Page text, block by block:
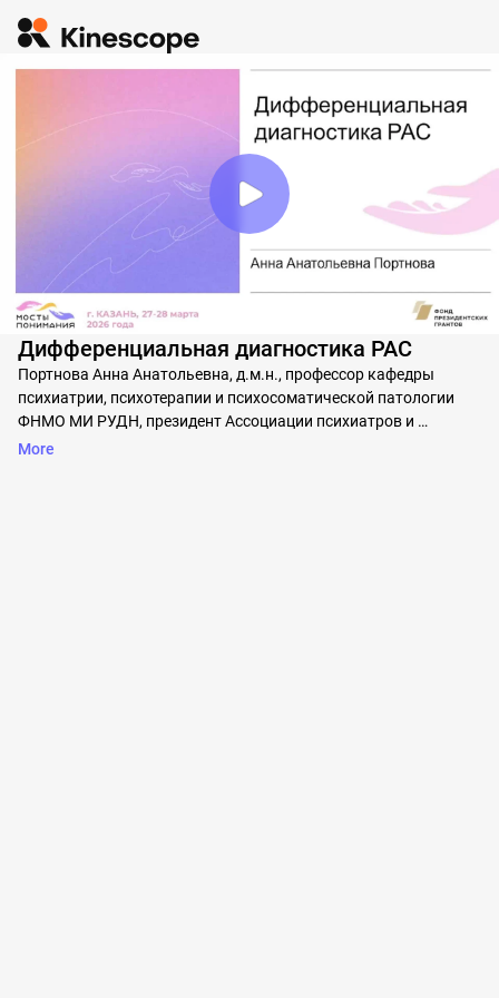
Дифференциальная диагностика РАС
Портнова Анна Анатольевна, д.м.н., профессор кафедры
психиатрии, психотерапии и психосоматической патологии
ФНМО МИ РУДН, президент Ассоциации психиатров и
психологов за научно обоснованную практику (г. Москва)
More